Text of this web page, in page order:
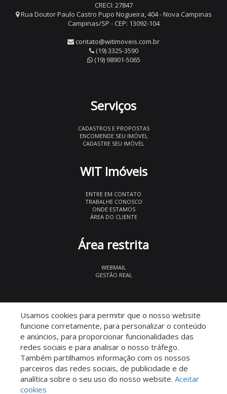
CRECI: 27847
Rua Doutor Paulo Castro Pupo Nogueira, 404 - Nova Campinas
Campinas/SP - CEP: 13092-104
contato@witimoveis.com.br
(19) 3325-3590
(19) 98901-5065
Serviços
CADASTROS E PROPOSTAS
ENCOMENDE SEU IMÓVEL
CADASTRE SEU IMÓVEL
WIT Imóveis
ENTRE EM CONTATO
TRABALHE CONOSCO
ONDE ESTAMOS
ÁREA DO CLIENTE
Área restrita
WEBMAIL
GESTÃO REAL
Descomplicado por:
Usamos cookies para permitir que o nosso website
funcione corretamente, para personalizar o conteúdo
e anúncios, para proporcionar funcionalidades das
redes sociais e para analisar o nosso tráfego.
Também partilhamos informação com os nossos
parceiros das redes sociais, de publicidade e de
analítica sobre o seu uso do nosso website. Aceitar
cookies